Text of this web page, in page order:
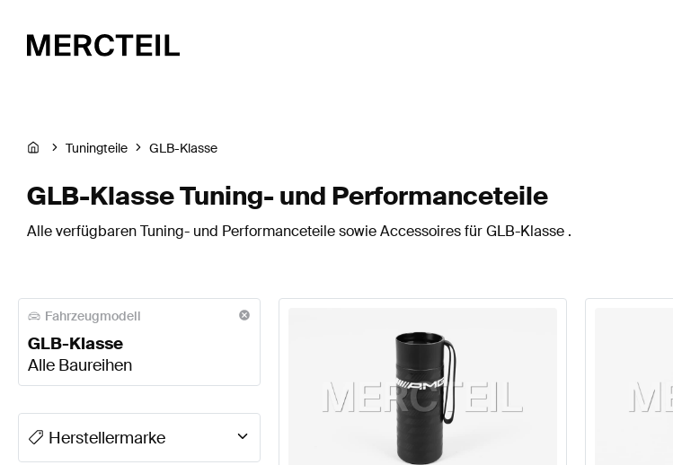
Tuningteile GLB-Klasse
GLB-Klasse Tuning- und Performanceteile
Alle verfügbaren Tuning- und Performanceteile sowie Accessoires für GLB-Klasse .
Fahrzeugmodell
GLB-Klasse
Alle Baureihen
A-Klasse W177 Modellpflege Tuning- und
Herstellermarke